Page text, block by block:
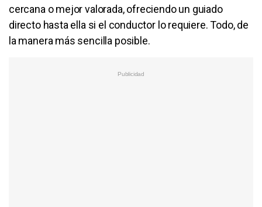
cercana o mejor valorada, ofreciendo un guiado
directo hasta ella si el conductor lo requiere. Todo, de
la manera más sencilla posible.